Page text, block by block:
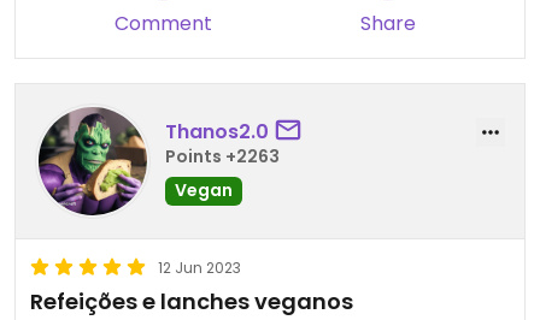
Comment Share
Thanos2.0
Points +2263
Vegan
12 Jun 2023
Refeições e lanches veganos